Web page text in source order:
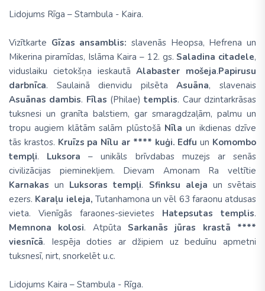
Lidojums Rīga – Stambula - Kaira.
Vizītkarte Gīzas ansamblis: slavenās Heopsa, Hefrena un
Mikerina piramīdas, Islāma Kaira – 12. gs.Saladina citadele,
viduslaiku cietokšņa ieskautāAlabaster mošeja.Papirusu
darbnīca. Saulainā dienvidu pilsētaAsuāna, slavenais
Asuānas dambis. Fīlas (Philae)templis. Caur dzintarkrāsas
tuksnesi un granīta balstiem, gar smaragdzaļām, palmu un
tropu augiem klātām salām plūstošā Nīla un ikdienas dzīve
tās krastos. Kruīzs pa Nīlu ar **** kuģi. Edfu un Komombo
tempļi. Luksora – unikāls brīvdabas muzejs ar senās
civilizācijas pieminekļiem. Dievam Amonam Ra veltītie
Karnakasun Luksoras tempļi. Sfinksu aleja un svētais
ezers. Karaļu ieleja, Tutanhamona un vēl 63 faraonu atdusas
vieta. Vienīgās faraones-sievietes Hatepsutas templis.
Memnona kolosi. AtpūtaSarkanās jūras krastā ****
viesnīcā. Iespēja doties ar džipiem uz beduīnu apmetni
tuksnesī, nirt, snorkelēt u.c.
Lidojums Kaira – Stambula - Rīga.